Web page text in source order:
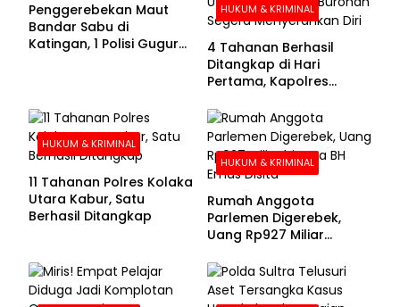
Penggerebekan Maut
Bandar Sabu di
Katingan, 1 Polisi Gugur
HUKUM & KRIMINAL
4 Tahanan Berhasil
Ditangkap di Hari
Pertama, Kapolres
Buronan Segera
Menyerahkan Diri
HUKUM & KRIMINAL
11 Tahanan Polres Kolaka
Utara Kabur, Satu
Berhasil Ditangkap
HUKUM & KRIMINAL
Rumah Anggota
Parlemen Digerebek,
Uang Rp927 Miliar